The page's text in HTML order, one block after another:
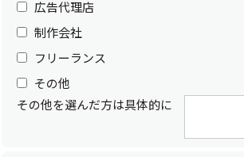
広告代理店
制作会社
フリーランス
その他
その他を選んだ方は具体的に